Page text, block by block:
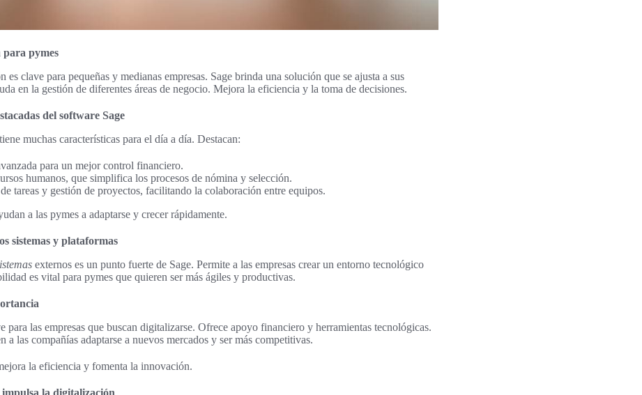
para pymes
es clave para pequeñas y medianas empresas. Sage brinda una solución que se ajusta a sus
en la gestión de diferentes áreas de negocio. Mejora la eficiencia y la toma de decisiones.
del software Sage
muchas características para el día a día. Destacan:
para un mejor control financiero.
humanos, que simplifica los procesos de nómina y selección.
tareas y gestión de proyectos, facilitando la colaboración entre equipos.
a las pymes a adaptarse y crecer rápidamente.
sistemas y plataformas
externos es un punto fuerte de Sage. Permite a las empresas crear un entorno tecnológico
es vital para pymes que quieren ser más ágiles y productivas.
las empresas que buscan digitalizarse. Ofrece apoyo financiero y herramientas tecnológicas.
a las compañías adaptarse a nuevos mercados y ser más competitivas.
la eficiencia y fomenta la innovación.
la digitalización